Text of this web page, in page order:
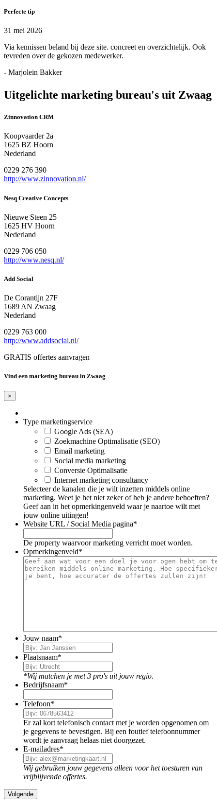
Perfecte tip
31 mei 2026
Via kennissen beland bij deze site. concreet en overzichtelijk. Ook
tevreden over de gekozen medewerker.
- Marjolein Bakker
Uitgelichte marketing bureau's uit Zwaag
Zinnovation CRM
Koopvaarder 2a
1625 BZ Hoorn
Nederland
0229 276 390
http://www.zinnovation.nl/
Nesq Creative Concepts
Nieuwe Steen 25
1625 HV Hoorn
Nederland
0229 706 050
http://www.nesq.nl/
Add Social
De Corantijn 27F
1689 AN Zwaag
Nederland
0229 763 000
http://www.addsocial.nl/
GRATIS offertes aanvragen
Vind een marketing bureau in Zwaag
×
Type marketingservice
Google Ads (SEA)
Zoekmachine Optimalisatie (SEO)
Email marketing
Social media marketing
Conversie Optimalisatie
Internet marketing consultancy
Selecteer de kanalen die je wilt inzetten middels online
marketing. Weet je het niet zeker of heb je andere behoeften?
Geef aan in het opmerkingenveld waar je naartoe wilt met
jouw online uitingen!
Website URL / Social Media pagina*
De property waarvoor marketing verricht moet worden.
Opmerkingenveld*
Jouw naam*
Plaatsnaam*
*Wij matchen je met 3 pro's uit jouw regio.
Bedrijfsnaam*
Telefoon*
Er zal kort telefonisch contact met je worden opgenomen om
je gegevens te bevestigen. Bij een foutief telefoonnummer
wordt je aanvraag helaas niet doorgezet.
E-mailadres*
Wij gebruiken jouw gegevens alleen voor het toesturen van
vrijblijvende offertes.